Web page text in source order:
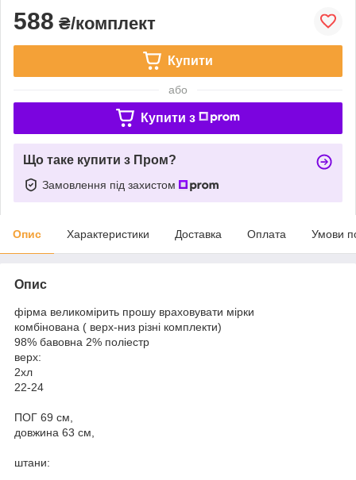
588 ₴/комплект
Купити
або
Купити з
Що таке купити з Пром?
Замовлення під захистом
Опис Характеристики Доставка Оплата Умови
Опис
фірма великомірить прошу враховувати мірки
комбінована ( верх-низ різні комплекти)
98% бавовна 2% поліестр
верх:
2хл
22-24
ПОГ 69 см,
довжина 63 см,
штани: